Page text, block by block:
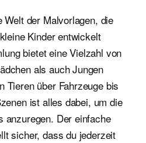
Welt der Malvorlagen, die
Kinder entwickelt
bietet eine Vielzahl von
als auch Jungen
Tieren über Fahrzeuge bis
ist alles dabei, um die
anzuregen. Der einfache
sicher, dass du jederzeit